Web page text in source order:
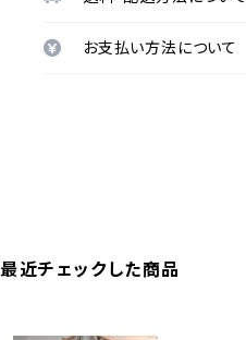
お支払い方法について
最近チェックした商品